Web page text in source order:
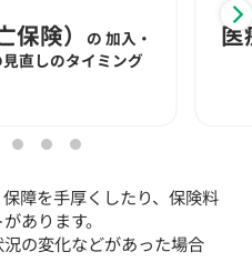
険） の 加入・
直しのタイミング
医
障を手厚くしたり、保険料
あります。
の変化などがあった場合